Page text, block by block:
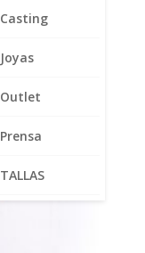
Casting
Joyas
Outlet
Prensa
TALLAS